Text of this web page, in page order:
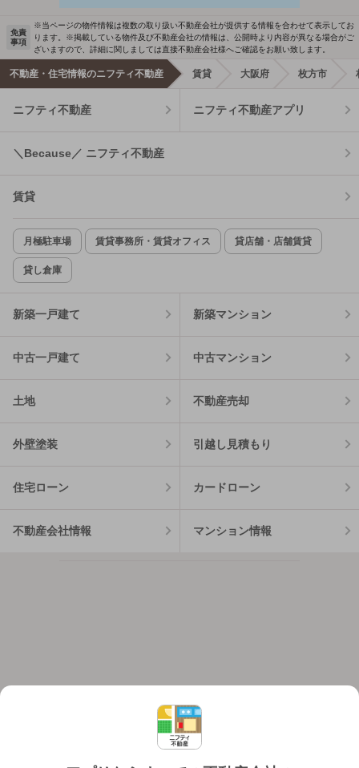
免責
事項
※当ページの物件情報は複数の取り扱い不動産会社が提供する情報を合わせて表示してお
ります。※掲載している物件及び不動産会社の情報は、公開時より内容が異なる場合がご
ざいますので、詳細に関しましては直接不動産会社様へご確認をお願い致します。
不動産・住宅情報のニフティ不動産 賃貸 大阪府 枚方市
ニフティ不動産 ニフティ不動産アプリ
＼Because／ ニフティ不動産
賃貸
月極駐車場 賃貸事務所・賃貸オフィス 貸店舗・店舗賃貸
貸し倉庫
新築一戸建て 新築マンション
中古一戸建て 中古マンション
土地 不動産売却
外壁塗装 引越し見積もり
住宅ローン カードローン
不動産会社情報 マンション情報